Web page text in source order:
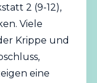
2 (9-12),
Viele
Krippe und
eine